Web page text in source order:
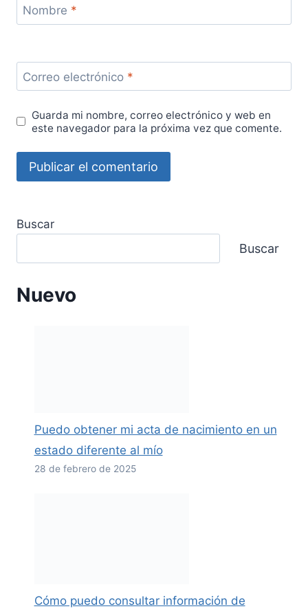
Nombre *
Correo electrónico *
Guarda mi nombre, correo electrónico y web en
este navegador para la próxima vez que comente.
Buscar
Buscar
Nuevo
Puedo obtener mi acta de nacimiento en un
estado diferente al mío
28 de febrero de 2025
Cómo puedo consultar información de